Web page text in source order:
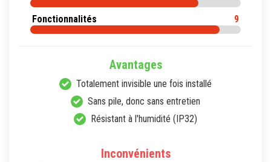
Fonctionnalités 9
Avantages
Totalement invisible une fois installé
Sans pile, donc sans entretien
Résistant à l'humidité (IP32)
Inconvénients